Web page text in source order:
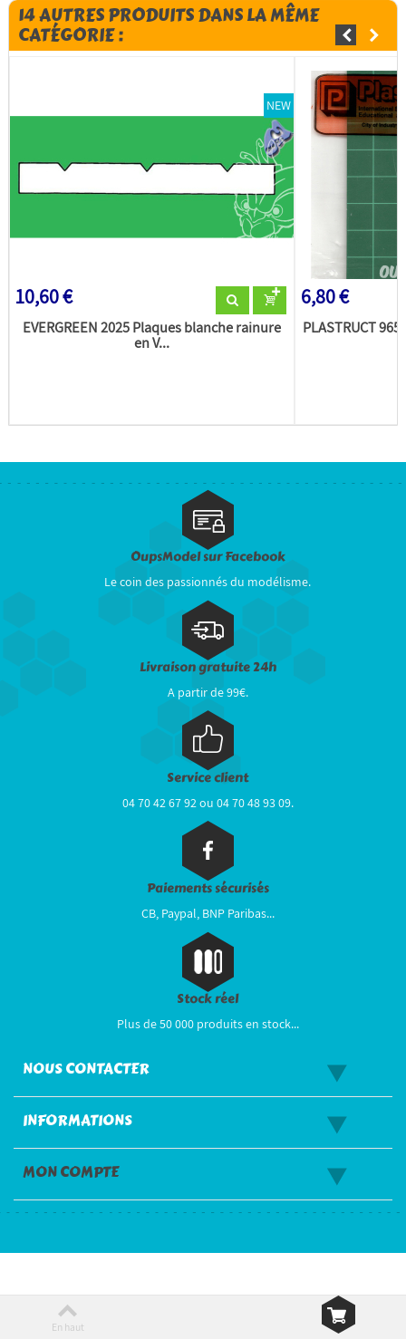
14 AUTRES PRODUITS DANS LA MÊME
CATÉGORIE :
NEW
10,60 €
EVERGREEN 2025 Plaques blanche rainure
en V...
6,80 €
PLASTRUCT
OupsModel sur Facebook
Le coin des passionnés du modélisme.
Livraison gratuite 24h
A partir de 99€.
Service client
04 70 42 67 92 ou 04 70 48 93 09.
Paiements sécurisés
CB, Paypal, BNP Paribas...
Stock réel
Plus de 50 000 produits en stock...
NOUS CONTACTER
INFORMATIONS
MON COMPTE
En haut